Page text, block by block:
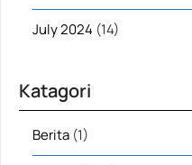
July 2024 (14)
Katagori
Berita (1)